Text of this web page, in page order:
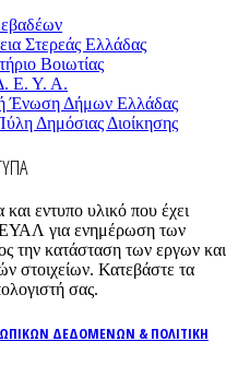
Στερεάς Ελλάδας
Βοιωτίας
Ε. Υ. Α.
Ένωση Δήμων Ελλάδας
Δημόσιας Διοίκησης
και εντυπο υλικό που έχει
για ενημέρωση των
την κατάσταση των εργων και
στοιχείων. Κατεβάστε τα
σας.
ΔΕΔΟΜΕΝΩΝ & ΠΟΛΙΤΙΚΗ